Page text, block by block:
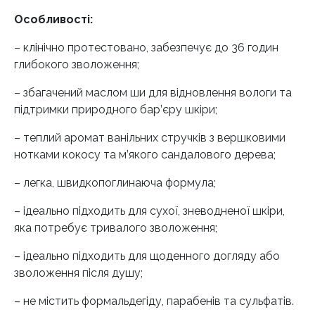
Особливості:
– клінічно протестовано, забезпечує до 36 годин
глибокого зволоження;
– збагачений маслом ши для відновлення вологи та
підтримки природного бар’єру шкіри;
– теплий аромат ванільних стручків з вершковими
нотками кокосу та м’якого сандалового дерева;
– легка, швидкопоглинаюча формула;
– ідеально підходить для сухої, зневодненої шкіри,
яка потребує тривалого зволоження;
– ідеально підходить для щоденного догляду або
зволоження після душу;
– не містить формальдегіду, парабенів та сульфатів.